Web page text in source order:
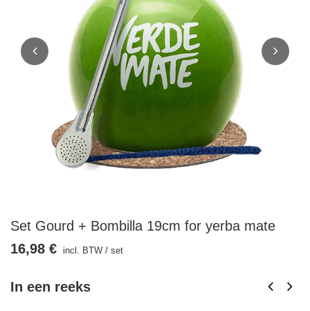
Set Gourd + Bombilla 19cm for yerba mate
In een reeks
16,98 € incl. BTW / set